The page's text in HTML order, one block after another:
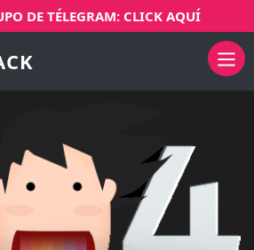
DE TÉLEGRAM: CLICK AQUÍ